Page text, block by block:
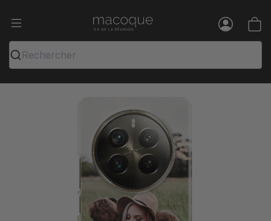
Ma Coque - Coques et Accessoires
Rechercher